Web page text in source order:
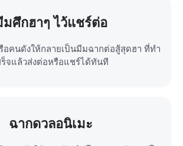
มศึกฮาๆ ไว้แชร์ต่อ
อคนดังให้กลายเป็นมีมฉากต่อสู้สุดฮา ที่ทำ
ร็จแล้วส่งต่อหรือแชร์ได้ทันที
ฉากดวลอนิเมะ